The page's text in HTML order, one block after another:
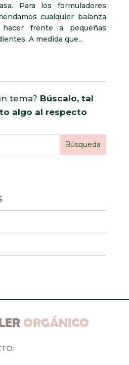
Para los formuladores
cualquier balanza
frente a pequeñas
A medida que...
tema? Búscalo, tal
algo al respecto